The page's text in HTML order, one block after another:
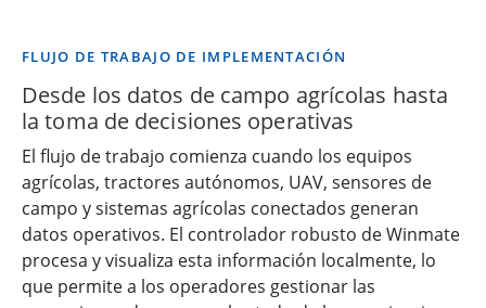
FLUJO DE TRABAJO DE IMPLEMENTACIÓN
Desde los datos de campo agrícolas hasta
la toma de decisiones operativas
El flujo de trabajo comienza cuando los equipos
agrícolas, tractores autónomos, UAV, sensores de
campo y sistemas agrícolas conectados generan
datos operativos. El controlador robusto de Winmate
procesa y visualiza esta información localmente, lo
que permite a los operadores gestionar las